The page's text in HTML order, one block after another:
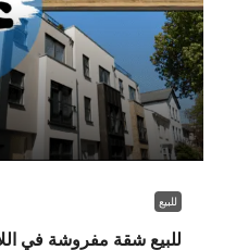
للبيع
للبيع شقة مفروشة في